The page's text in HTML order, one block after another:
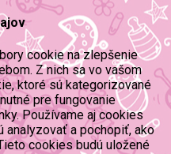
cookie na zlepšenie
Z nich sa vo vašom
ktoré sú kategorizované
pre fungovanie
Používame aj cookies
analyzovať a pochopiť, ako
cookies budú uložené